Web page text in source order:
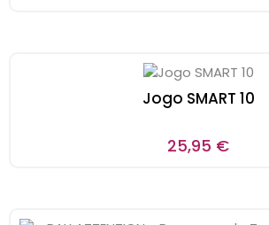
Jogo SMART 10
25,95 €